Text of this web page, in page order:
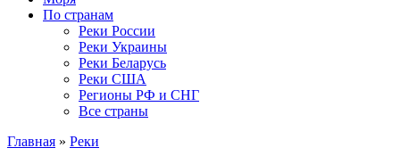
По странам
Реки России
Реки Украины
Реки Беларусь
Реки США
Регионы РФ и СНГ
Все страны
Главная » Реки